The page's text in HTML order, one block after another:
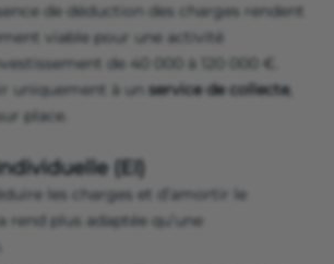
de déduction des charges rendent
viable pour une activité
de 40 000 à 120 000 €.
uniquement à un service de collecte,
place.
(EI)
les charges et d’amortir le
rend plus adaptée qu’une